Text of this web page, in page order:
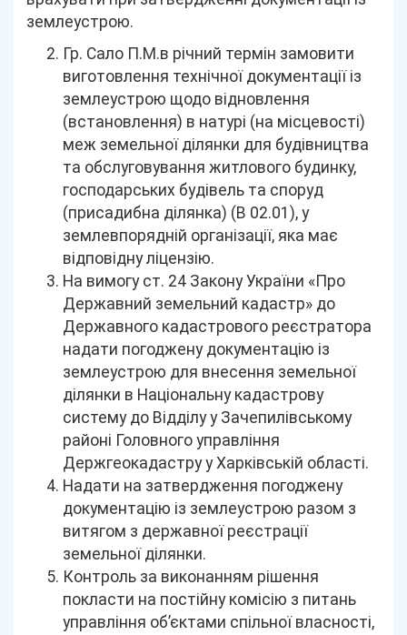
землеустрою.
Гр. Сало П.М.в річний термін замовити
виготовлення технічної документації із
землеустрою щодо відновлення
(встановлення) в натурі (на місцевості)
меж земельної ділянки для будівництва
та обслуговування житлового будинку,
господарських будівель та споруд
(присадибна ділянка) (В 02.01), у
землевпорядній організації, яка має
відповідну ліцензію.
На вимогу ст. 24 Закону України «Про
Державний земельний кадастр» до
Державного кадастрового реєстратора
надати погоджену документацію із
землеустрою для внесення земельної
ділянки в Національну кадастрову
систему до Відділу у Зачепилівському
районі Головного управління
Держгеокадастру у Харківській області.
Надати на затвердження погоджену
документацію із землеустрою разом з
витягом з державної реєстрації
земельної ділянки.
Контроль за виконанням рішення
покласти на постійну комісію з питань
управління об’єктами спільної власності,